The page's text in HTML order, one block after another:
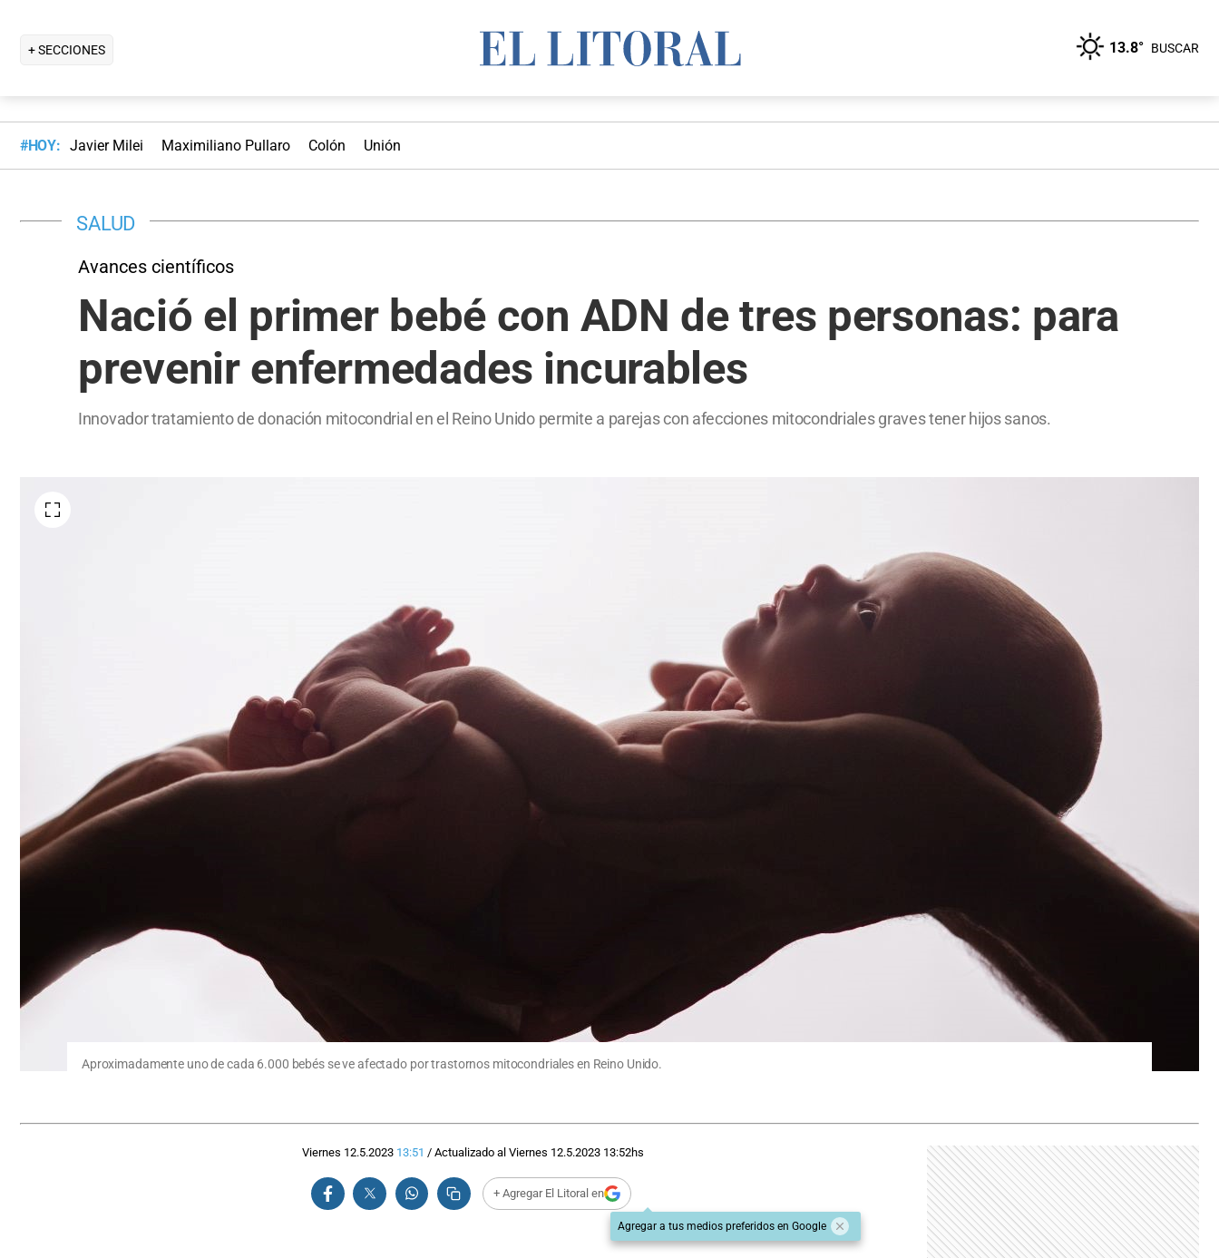
+ SECCIONES 13.8° BUSCAR
#HOY: Javier Milei Maximiliano Pullaro Colón Unión
SALUD
Avances científicos
Nació el primer bebé con ADN de tres personas: para
prevenir enfermedades incurables
Innovador tratamiento de donación mitocondrial en el Reino Unido permite a parejas con afecciones mitocondriales graves tener hijos sanos.
Aproximadamente uno de cada 6.000 bebés se ve afectado por trastornos mitocondriales en Reino Unido.
Viernes 12.5.2023 13:51 / Actualizado al Viernes 12.5.2023 13:52hs
+ Agregar El Litoral en
Agregar a tus medios preferidos en Google